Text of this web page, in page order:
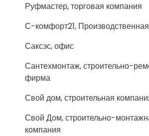
Руфмастер, торговая компания
С-комфорт21,
Саксэс, офис
Сантехмонтаж, строительно-
фирма
Свой дом, строительная
Свой Дом, строительно-
компания